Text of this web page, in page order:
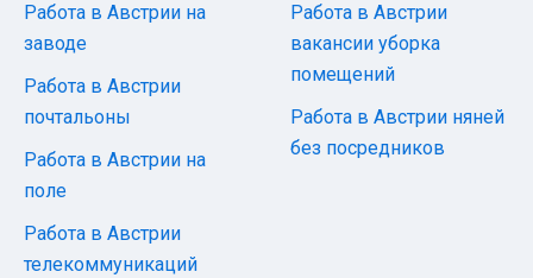
Работа в Австрии на
заводе
Работа в Австрии
почтальоны
Работа в Австрии на
поле
Работа в Австрии
телекоммуникаций
Работа в Австрии
вакансии уборка
помещений
Работа в Австрии няней
без посредников